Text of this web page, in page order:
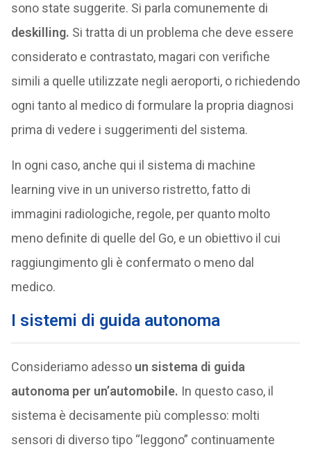
sono state suggerite. Si parla comunemente di
deskilling. Si tratta di un problema che deve essere
considerato e contrastato, magari con verifiche
simili a quelle utilizzate negli aeroporti, o richiedendo
ogni tanto al medico di formulare la propria diagnosi
prima di vedere i suggerimenti del sistema.
In ogni caso, anche qui il sistema di machine
learning vive in un universo ristretto, fatto di
immagini radiologiche, regole, per quanto molto
meno definite di quelle del Go, e un obiettivo il cui
raggiungimento gli è confermato o meno dal
medico.
I sistemi di guida autonoma
Consideriamo adessoun sistema di guida
autonoma per un’automobile. In questo caso, il
sistema è decisamente più complesso: molti
sensori di diverso tipo “leggono” continuamente